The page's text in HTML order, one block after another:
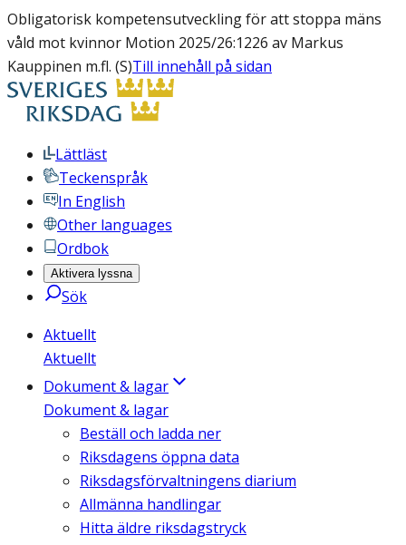
Obligatorisk kompetensutveckling för att stoppa mäns
våld mot kvinnor Motion 2025/26:1226 av Markus
Kauppinen m.fl. (S)Till innehåll på sidan
Lättläst
Teckenspråk
In English
Other languages
Ordbok
Aktivera lyssna
Sök
Aktuellt
Aktuellt
Dokument & lagar
Dokument & lagar
Beställ och ladda ner
Riksdagens öppna data
Riksdagsförvaltningens diarium
Allmänna handlingar
Hitta äldre riksdagstryck